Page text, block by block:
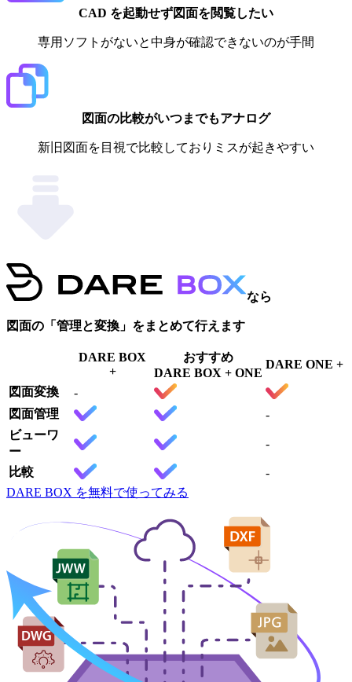
CAD を起動せず図面を閲覧したい
専用ソフトがないと中身が確認できないのが手間
図面の比較がいつまでもアナログ
新旧図面を目視で比較しておりミスが起きやすい
なら
図面の「管理と変換」をまとめて行えます
DARE BOX
+
おすすめ
DARE BOX + ONE
DARE ONE +
図面変換
-
図面管理
-
ビューワ
ー
-
比較
-
DARE BOX を無料で使ってみる